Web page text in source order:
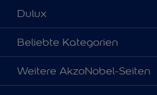
Dulux
Über uns
Farbgenauigkeit
Kontaktieren Sie uns
Beliebte Kategorien
Dulux Farben
Farbe des Jahres
Weitere AkzoNobel-Seiten